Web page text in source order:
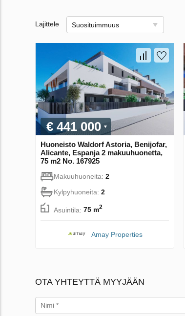
Lajittele Suosituimmuus
€ 441 000
Huoneisto Waldorf Astoria, Benijofar,
Alicante, Espanja 2 makuuhuonetta,
75 m2 No. 167925
Makuuhuoneita: 2
Kylpyhuoneita: 2
Asuintila: 75 m2
Amay Properties
OTA YHTEYTTÄ MYYJÄÄN